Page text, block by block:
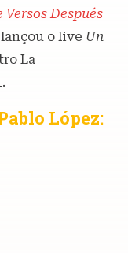
Después
o live Un
La
López: